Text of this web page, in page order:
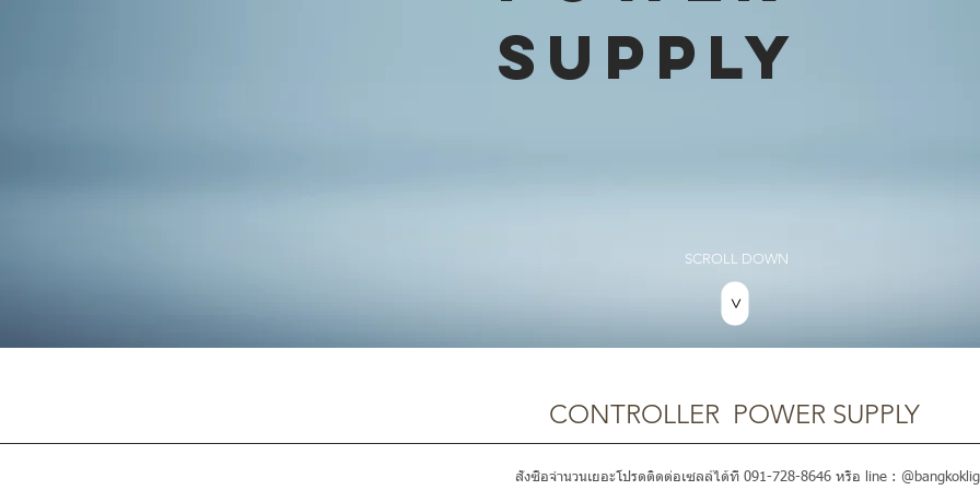
SCROLL DOWN
>
SUPPLY
CONTROLLER POWER SUPPLY
สั่งซื้อจำนวนเยอะโปรดติดต่อเซลล์ได้ที่ 091-728-8646 หรือ line :